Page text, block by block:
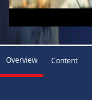
Overview Content